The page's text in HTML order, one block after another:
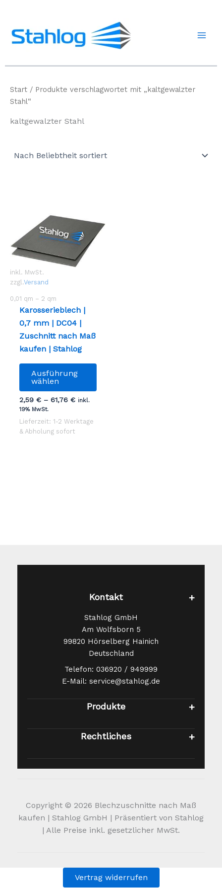
springen
Start / Produkte verschlagwortet mit „kaltgewalzter
Stahl“
kaltgewalzter Stahl
inkl. MwSt.
zzgl.Versand
0,01 qm – 2 qm
Karosserieblech |
0,7 mm | DC04 |
Zuschnitt nach Maß
kaufen | Stahlog
Ausführung
wählen
Dieses
weist
2,59€ –61,76€ inkl.
19% MwSt.
Lieferzeit: 1-2 Werktage
& Abholung sofort
Kontakt
Stahlog GmbH
Am Wolfsborn 5
99820 Hörselberg Hainich
Deutschland
Telefon: 036920 / 949999
E-Mail: service@stahlog.de
Produkte
Rechtliches
Copyright © 2026 Blechzuschnitte nach Maß
kaufen | Stahlog GmbH | Präsentiert von Stahlog
| Alle Preise inkl. gesetzlicher MwSt.
Vertrag widerrufen